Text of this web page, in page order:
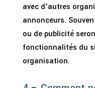
avec d’autres
annonceurs.
ou de publicité
fonctionnalités du
organisation.